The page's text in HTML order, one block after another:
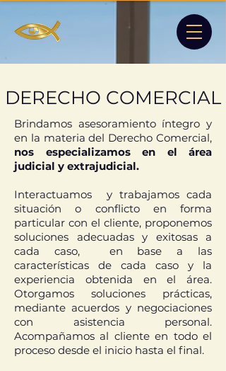
DERECHO COMERCIAL
Brindamos asesoramiento íntegro y
en la materia del Derecho Comercial,
nos especializamos en el área
judicial y extrajudicial.
Interactuamos y trabajamos cada
situación o conflicto en forma
particular con el cliente, proponemos
soluciones adecuadas y exitosas a
cada caso, en base a las
características de cada caso y la
experiencia obtenida en el área.
Otorgamos soluciones prácticas,
mediante acuerdos y negociaciones
con asistencia personal.
Acompañamos al cliente en todo el
proceso desde el inicio hasta el final.